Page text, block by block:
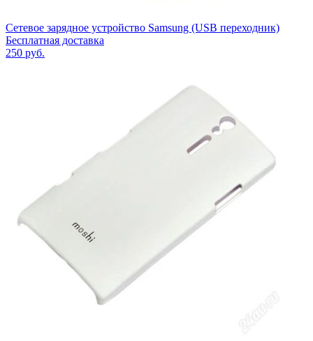
Сетевое зарядное устройство Samsung (USB переходник)
Бесплатная доставка
250 руб.